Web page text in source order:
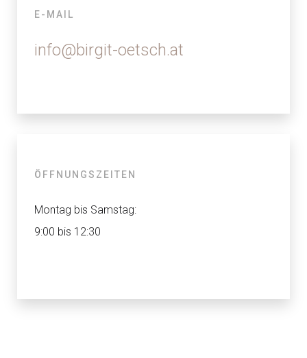
E-MAIL
info@birgit-oetsch.at
ÖFFNUNGSZEITEN
Montag bis Samstag:
9:00 bis 12:30